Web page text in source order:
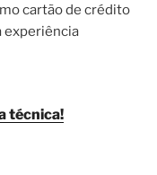
cartão de crédito
experiência
técnica!